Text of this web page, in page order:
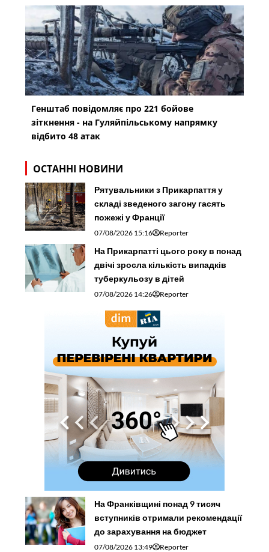
Генштаб повідомляє про 221 бойове
зіткнення - на Гуляйпільському напрямку
відбито 48 атак
ОСТАННІ НОВИНИ
Рятувальники з Прикарпаття у
складі зведеного загону гасять
пожежі у Франції
07/08/2026 15:16 Reporter
На Прикарпатті цього року в понад
двічі зросла кількість випадків
туберкульозу в дітей
07/08/2026 14:26 Reporter
На Франківщині понад 9 тисяч
вступників отримали рекомендації
до зарахування на бюджет
07/08/2026 13:49 Reporter